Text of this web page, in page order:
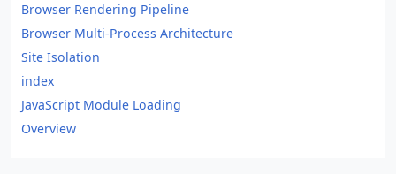
Browser Rendering Pipeline
Browser Multi-Process Architecture
Site Isolation
index
JavaScript Module Loading
Overview